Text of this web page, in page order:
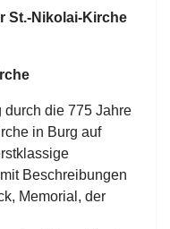
St.-Nikolai-Kirche
durch die 775 Jahre
in Burg auf
Beschreibungen
Memorial, der